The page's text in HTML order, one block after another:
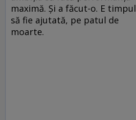
maximă. Şi a făcut-o. E timpul
să fie ajutată, pe patul de
moarte.